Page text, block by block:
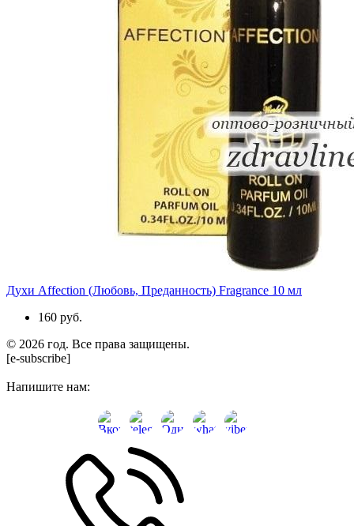
Духи Affection (Любовь, Преданность) Fragrance 10 мл
160 руб.
© 2026 год. Все права защищены.
[e-subscribe]
Напишите нам: